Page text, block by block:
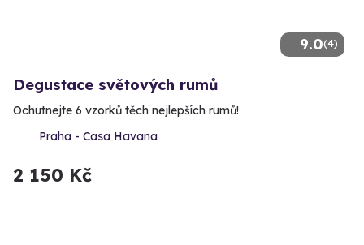
9.0(4)
Degustace světových rumů
Ochutnejte 6 vzorků těch nejlepších rumů!
Praha - Casa Havana
2 150 Kč